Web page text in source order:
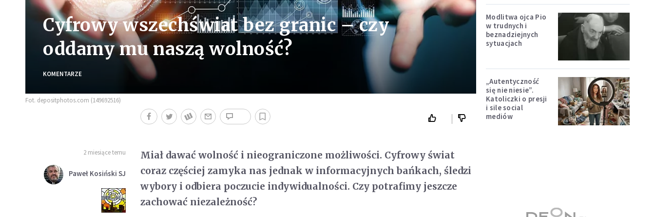
Cyfrowy wszechświat bez granic – czy
oddamy mu naszą wolność?
KOMENTARZE
Fot. depositphotos.com (149692516)
2 miesiące temu
Paweł Kosiński SJ
Miał dawać wolność i nieograniczone możliwości. Cyfrowy świat
coraz częściej zamyka nas jednak w informacyjnych bańkach, śledzi
wybory i odbiera poczucie indywidualności. Czy potrafimy jeszcze
zachować niezależność?
Modlitwa ojca Pio
w trudnych i
beznadziejnych
sytuacjach
„Autentyczność
się nie niesie”.
Katoliczki o presji
i sile social
mediów